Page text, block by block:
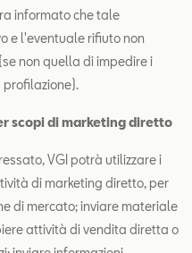
informato che tale
e l'eventuale rifiuto non
non quella di impedire i
scopi di marketing diretto
VGI potrà utilizzare i
di marketing diretto, per
di mercato; inviare materiale
attività di vendita diretta o